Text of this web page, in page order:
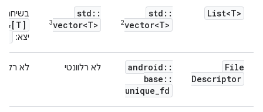
List<T>
std ::
vector<T>
2
std ::
vector<T>
3
בשיחה:
&[T]
יצא:
File
Descriptor
android ::
base ::
unique_fd
לא רלוונטי לא